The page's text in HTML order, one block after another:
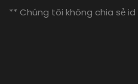
** Chúng tôi không chia sẻ